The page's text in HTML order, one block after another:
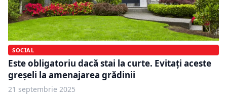
SOCIAL
Este obligatoriu dacă stai la curte. Evitați aceste
greșeli la amenajarea grădinii
21 septembrie 2025